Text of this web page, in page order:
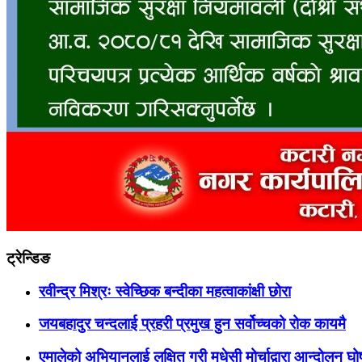
ट्रेन्डिङ
रवीन्द्र मिश्रः स्वेच्छिक बन्दीका महत्वाकांक्षी छोरा
जयबहादुर चन्दलाई प्रहरी प्रमुख हुन सर्वोच्चको रोक कायमै
एमालेको अभियानलाई लक्षित गरी मधेसी मोर्चाद्वारा आन्दोलन